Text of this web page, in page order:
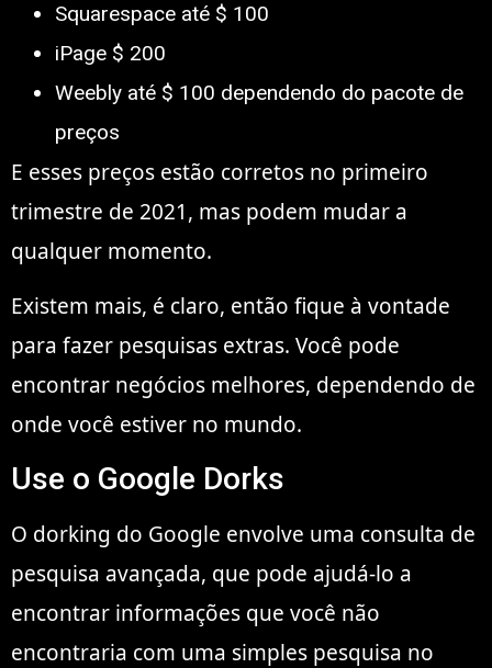
Squarespace até $ 100
iPage $ 200
Weebly até $ 100 dependendo do pacote de
preços
E esses preços estão corretos no primeiro
trimestre de 2021, mas podem mudar a
qualquer momento.
Existem mais, é claro, então fique à vontade
para fazer pesquisas extras. Você pode
encontrar negócios melhores, dependendo de
onde você estiver no mundo.
Use o Google Dorks
O dorking do Google envolve uma consulta de
pesquisa avançada, que pode ajudá-lo a
encontrar informações que você não
encontraria com uma simples pesquisa no